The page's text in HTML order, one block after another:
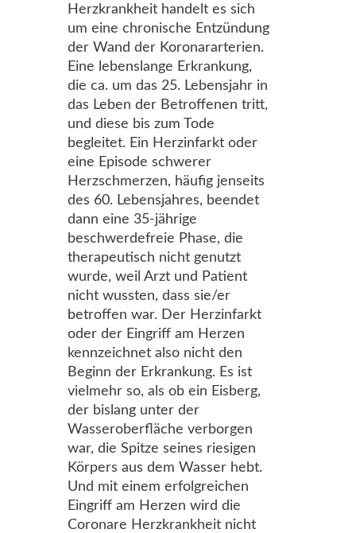
Herzkrankheit handelt es sich
um eine chronische Entzündung
der Wand der Koronararterien.
Eine lebenslange Erkrankung,
die ca. um das 25. Lebensjahr in
das Leben der Betroffenen tritt,
und diese bis zum Tode
begleitet. Ein Herzinfarkt oder
eine Episode schwerer
Herzschmerzen, häufig jenseits
des 60. Lebensjahres, beendet
dann eine 35-jährige
beschwerdefreie Phase, die
therapeutisch nicht genutzt
wurde, weil Arzt und Patient
nicht wussten, dass sie/er
betroffen war. Der Herzinfarkt
oder der Eingriff am Herzen
kennzeichnet also nicht den
Beginn der Erkrankung. Es ist
vielmehr so, als ob ein Eisberg,
der bislang unter der
Wasseroberfläche verborgen
war, die Spitze seines riesigen
Körpers aus dem Wasser hebt.
Und mit einem erfolgreichen
Eingriff am Herzen wird die
Coronare Herzkrankheit nicht